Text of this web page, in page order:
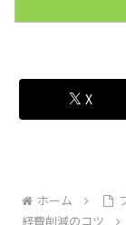
X
ホーム
経費削減のコツ